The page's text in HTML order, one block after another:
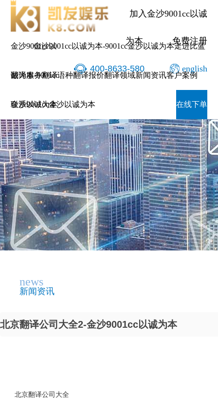
加入金沙9001cc以诚
为本 免费注册
400-8633-580 english
金沙9001cc以
诚为本-9001cc
金沙以诚为本
金沙9001cc以诚为本-9001cc金沙以诚为本走进比蓝
翻译服务翻译语种翻译报价翻译领域新闻资讯客户案例
联系9001cc金沙以诚为本 在线下单
news
新闻资讯
北京翻译公司大全2-金沙9001cc以诚为本
北京翻译公司大全